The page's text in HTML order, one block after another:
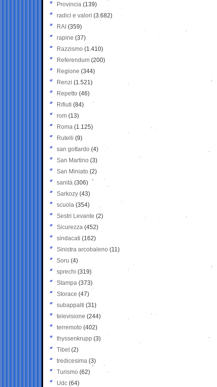
Provincia (139)
radici e valori (3.682)
RAI (359)
rapine (37)
Razzismo (1.410)
Referendum (200)
Regione (344)
Renzi (1.521)
Repetto (46)
Rifiuti (84)
rom (13)
Roma (1.125)
Rutelli (9)
san gottardo (4)
San Martino (3)
San Miniato (2)
sanità (306)
Sarkozy (43)
scuola (354)
Sestri Levante (2)
Sicurezza (452)
sindacati (162)
Sinistra arcobaleno (11)
Soru (4)
sprechi (319)
Stampa (373)
Storace (47)
subappalti (31)
televisione(244)
terremoto (402)
thyssenkrupp (3)
Tibet(2)
tredicesima (3)
Turismo (62)
Udc (64)